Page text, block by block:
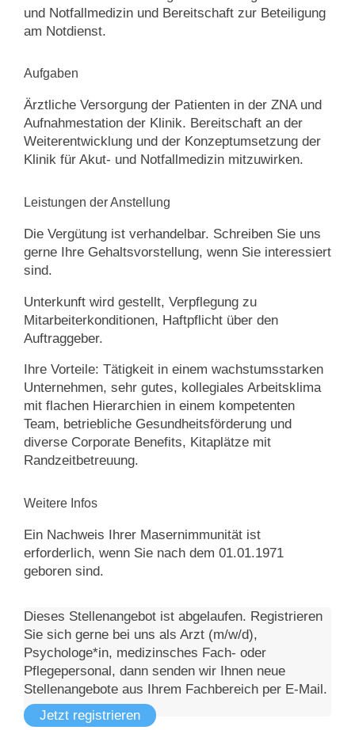
und Notfallmedizin und Bereitschaft zur Beteiligung
am Notdienst.
Aufgaben
Ärztliche Versorgung der Patienten in der ZNA und
Aufnahmestation der Klinik. Bereitschaft an der
Weiterentwicklung und der Konzeptumsetzung der
Klinik für Akut- und Notfallmedizin mitzuwirken.
Leistungen der Anstellung
Die Vergütung ist verhandelbar. Schreiben Sie uns
gerne Ihre Gehaltsvorstellung, wenn Sie interessiert
sind.
Unterkunft wird gestellt, Verpflegung zu
Mitarbeiterkonditionen, Haftpflicht über den
Auftraggeber.
Ihre Vorteile: Tätigkeit in einem wachstumsstarken
Unternehmen, sehr gutes, kollegiales Arbeitsklima
mit flachen Hierarchien in einem kompetenten
Team, betriebliche Gesundheitsförderung und
diverse Corporate Benefits, Kitaplätze mit
Randzeitbetreuung.
Weitere Infos
Ein Nachweis Ihrer Masernimmunität ist
erforderlich, wenn Sie nach dem 01.01.1971
geboren sind.
Dieses Stellenangebot ist abgelaufen. Registrieren
Sie sich gerne bei uns als Arzt (m/w/d),
Psychologe*in, medizinsches Fach- oder
Pflegepersonal, dann senden wir Ihnen neue
Stellenangebote aus Ihrem Fachbereich per E-Mail.
Jetzt registrieren